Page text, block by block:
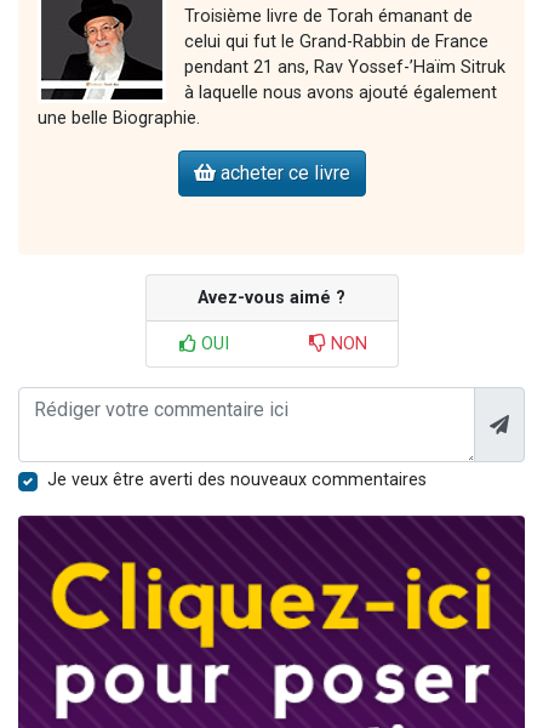
Troisième livre de Torah émanant de
celui qui fut le Grand-Rabbin de France
pendant 21 ans, Rav Yossef-’Haïm Sitruk
à laquelle nous avons ajouté également
une belle Biographie.
acheter ce livre
Avez-vous aimé ?
OUI NON
Je veux être averti des nouveaux commentaires